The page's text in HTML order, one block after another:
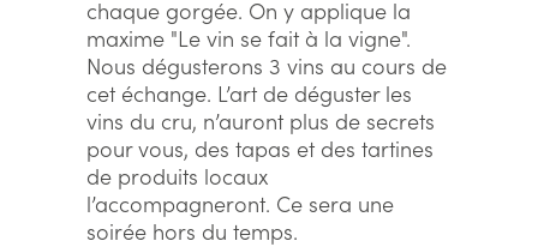
chaque gorgée. On y applique la
maxime "Le vin se fait à la vigne".
Nous dégusterons 3 vins au cours de
cet échange. L’art de déguster les
vins du cru, n’auront plus de secrets
pour vous, des tapas et des tartines
de produits locaux
l’accompagneront. Ce sera une
soirée hors du temps.